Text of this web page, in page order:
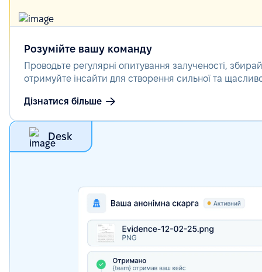
Розумійте вашу команду
Проводьте регулярні опитування залученості,
отримуйте інсайти для створення сильної та
Дізнатися більше
Desk